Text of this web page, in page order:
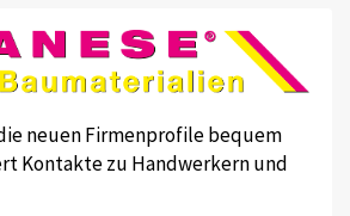
neuen Firmenprofile bequem
Kontakte zu Handwerkern und